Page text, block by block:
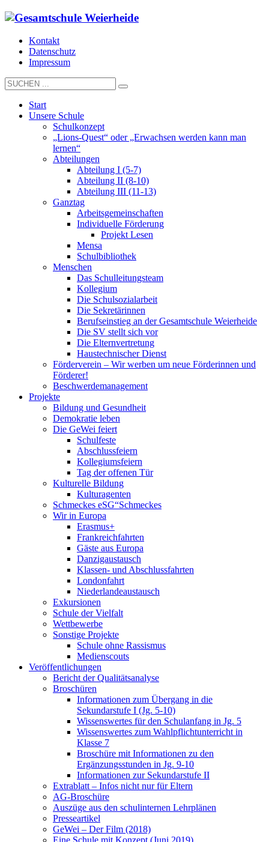
Kontakt
Datenschutz
Impressum
Start
Unsere Schule
Schulkonzept
„Lions-Quest“ oder „Erwachsen werden kann man
lernen“
Abteilungen
Abteilung I (5-7)
Abteilung II (8-10)
Abteilung III (11-13)
Ganztag
Arbeitsgemeinschaften
Individuelle Förderung
Projekt Lesen
Mensa
Schulbibliothek
Menschen
Das Schulleitungsteam
Kollegium
Die Schulsozialarbeit
Die Sekretärinnen
Berufseinstieg an der Gesamtschule Weierheide
Die SV stellt sich vor
Die Elternvertretung
Haustechnischer Dienst
Förderverein – Wir werben um neue Förderinnen und
Förderer!
Beschwerdemanagement
Projekte
Bildung und Gesundheit
Demokratie leben
Die GeWei feiert
Schulfeste
Abschlussfeiern
Kollegiumsfeiern
Tag der offenen Tür
Kulturelle Bildung
Kulturagenten
Schmeckes eSG“Schmeckes
Wir in Europa
Erasmus+
Frankreichfahrten
Gäste aus Europa
Danzigaustausch
Klassen- und Abschlussfahrten
Londonfahrt
Niederlandeaustausch
Exkursionen
Schule der Vielfalt
Wettbewerbe
Sonstige Projekte
Schule ohne Rassismus
Medienscouts
Veröffentlichungen
Bericht der Qualitätsanalyse
Broschüren
Informationen zum Übergang in die
Sekundarstufe I (Jg. 5-10)
Wissenswertes für den Schulanfang in Jg. 5
Wissenswertes zum Wahlpflichtunterricht in
Klasse 7
Broschüre mit Informationen zu den
Ergänzungsstunden in Jg. 9-10
Informationen zur Sekundarstufe II
Extrablatt – Infos nicht nur für Eltern
AG-Broschüre
Auszüge aus den schulinternen Lehrplänen
Presseartikel
GeWei – Der Film (2018)